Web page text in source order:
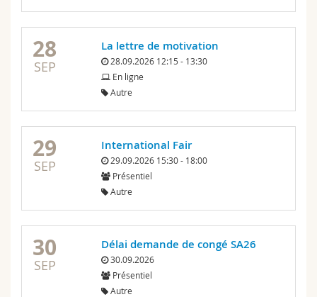
28
SEP
La lettre de motivation
28.09.2026 12:15 - 13:30
En ligne
Autre
29
SEP
International Fair
29.09.2026 15:30 - 18:00
Présentiel
Autre
30
SEP
Délai demande de congé SA26
30.09.2026
Présentiel
Autre